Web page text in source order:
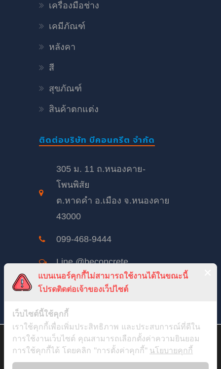
เครื่องมือช่าง
เคมีภัณฑ์
หลังคา
สี
สุขภัณฑ์
สินค้าตกแต่ง
ติดต่อบริษัท บีคอนกรีต จำกัด
305 ม. 11 ถ.หนองคาย-
โพนพิสัย
ต.หาดคำ อ.เมือง จ.หนองคาย
43000
099-468-9444
Line @beconcrete
beconcrete@hotmail.com
BeConcreteTH
จันทร์ – เสาร์: 8:00 – 17:00
อาทิตย์ 8:00 – 12:00
สวัสดีค่ะ เราจะขออนุญาตเก็บ Cookie จากคุณหน่อยได้มั้ย ? เพื่อที่เรา
จะได้นำข้อมูลไปวิเคราะห์เพื่อปรับปรุงบทความ และเว็บไซต์ให้ตรง
กับใจคุณมากขึ้น และอยากจะขอเผื่อสำหรับการทำการตลาดที่ตรงกับ
ใจคุณมากขึ้นในวันหน้า (ถ้ามีโอกาส) เราอยากรู้ว่าคุณชอบอ่านอะไร
แบนเนอร์คุกกี้ไม่สามารถใช้งานได้ในขณะนี้
โปรดติดต่อเจ้าของเว็ปไซต์
เว็บไซต์นี้ใช้คุกกี้
เราใช้คุกกี้เพื่อเพิ่มประสิทธิภาพ และประสบการณ์ที่ดีใน
การใช้งานเว็บไซต์ คุณสามารถเลือกตั้งค่าความยินยอม
การใช้คุกกี้ได้ โดยคลิก "การตั้งค่าคุกกี้" นโยบายคุกกี้